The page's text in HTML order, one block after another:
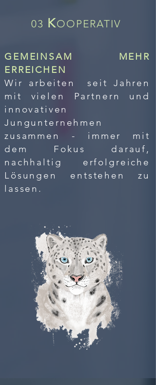
03 KOOPERATIV
GEMEINSAM MEHR
ERREICHEN
Wir arbeiten seit Jahren
mit vielen Partnern und
innovativen
Jungunternehmen
zusammen - immer mit
dem Fokus darauf,
nachhaltig erfolgreiche
Lösungen entstehen zu
lassen.